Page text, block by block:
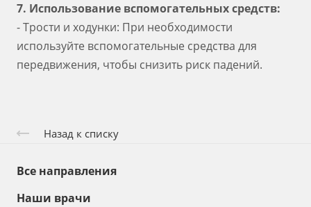
7. Использование вспомогательных средств:
- Трости и ходунки: При необходимости
используйте вспомогательные средства для
передвижения, чтобы снизить риск падений.
Назад к списку
Все направления
Наши врачи